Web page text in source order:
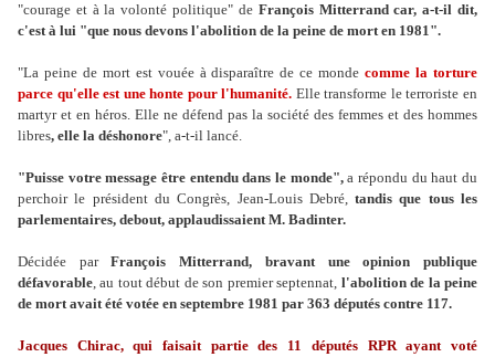
"courage et à la volonté politique" deFrançois Mitterrand car, a-t-il dit,
c'est à lui "que nous devons l'abolition de la peine de mort en 1981".
"La peine de mort est vouée à disparaître de ce monde comme la torture
parce qu'elle est une honte pour l'humanité. Elle transforme le terroriste en
martyr et en héros. Elle ne défend pas la société des femmes et des hommes
libres, elle la déshonore", a-t-il lancé.
"Puisse votre message être entendu dans le monde",a répondu du haut du
perchoir le président du Congrès, Jean-Louis Debré,tandis que tous les
parlementaires, debout, applaudissaient M. Badinter.
Décidée parFrançois Mitterrand, bravant une opinion publique
défavorable, au tout début de son premier septennat, l'abolition de la peine
de mort avait été votée en septembre 1981 par 363 députés contre 117.
Jacques Chirac, qui faisait partie des 11 députés RPR ayant voté